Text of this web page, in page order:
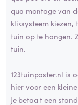
qua montage van
kliksysteem
tuin op te hangen.
tuin.
123tuinposter.nl is
hier voor een
Je betaalt een